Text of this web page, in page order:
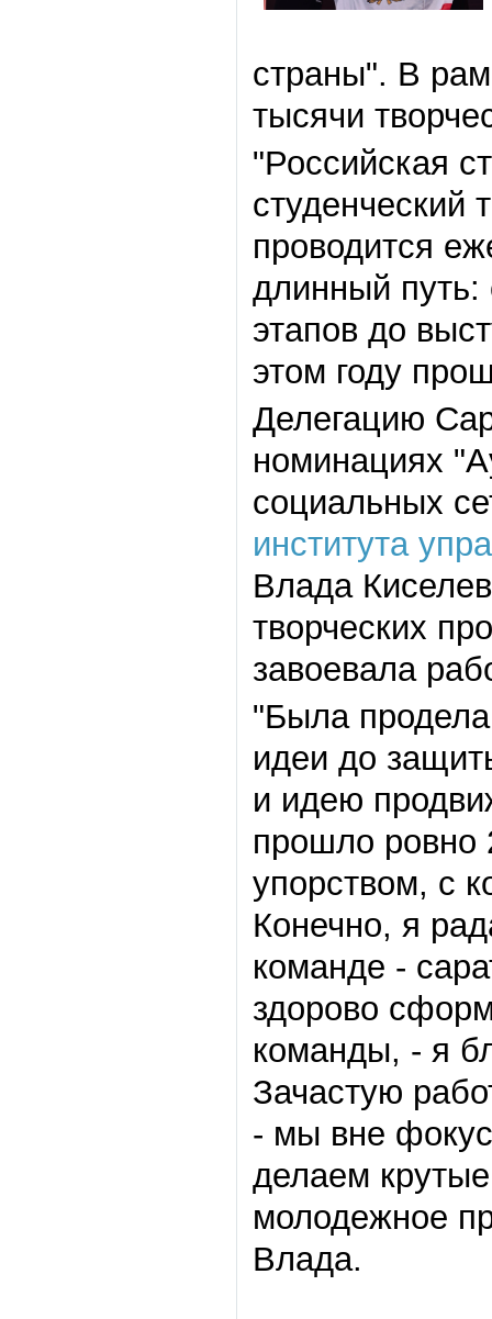
страны". В
тысячи
"Российская
студенческий
проводится
длинный путь:
этапов до
этом году
Делегацию
номинациях "
социальных
института
Влада
творческих
завоевала
"Была
идеи до
и идею
прошло ровно
упорством, с
Конечно, я
команде -
здорово
команды, - я
Зачастую
- мы вне
делаем
молодежное
Влада.